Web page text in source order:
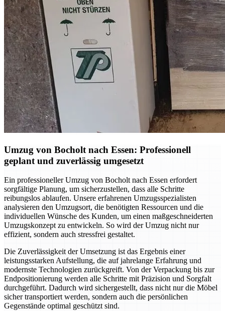
Umzug von Bocholt nach Essen: Professionell
geplant und zuverlässig umgesetzt
Ein professioneller Umzug von Bocholt nach Essen erfordert
sorgfältige Planung, um sicherzustellen, dass alle Schritte
reibungslos ablaufen. Unsere erfahrenen Umzugsspezialisten
analysieren den Umzugsort, die benötigten Ressourcen und die
individuellen Wünsche des Kunden, um einen maßgeschneiderten
Umzugskonzept zu entwickeln. So wird der Umzug nicht nur
effizient, sondern auch stressfrei gestaltet.
Die Zuverlässigkeit der Umsetzung ist das Ergebnis einer
leistungsstarken Aufstellung, die auf jahrelange Erfahrung und
modernste Technologien zurückgreift. Von der Verpackung bis zur
Endpositionierung werden alle Schritte mit Präzision und Sorgfalt
durchgeführt. Dadurch wird sichergestellt, dass nicht nur die Möbel
sicher transportiert werden, sondern auch die persönlichen
Gegenstände optimal geschützt sind.